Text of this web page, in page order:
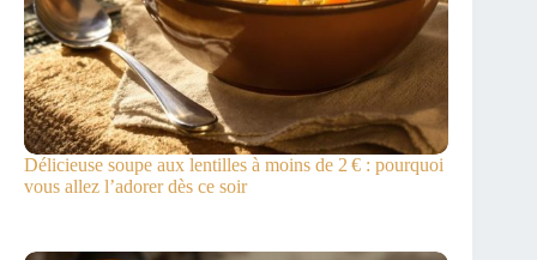
Délicieuse soupe aux lentilles à moins de 2 € : pourquoi
vous allez l’adorer dès ce soir